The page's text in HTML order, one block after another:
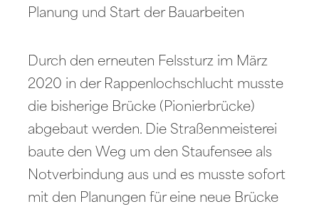
Planung und Start der Bauarbeiten
Durch den erneuten Felssturz im März
2020 in der Rappenlochschlucht musste
die bisherige Brücke (Pionierbrücke)
abgebaut werden. Die Straßenmeisterei
baute den Weg um den Staufensee als
Notverbindung aus und es musste sofort
mit den Planungen für eine neue Brücke